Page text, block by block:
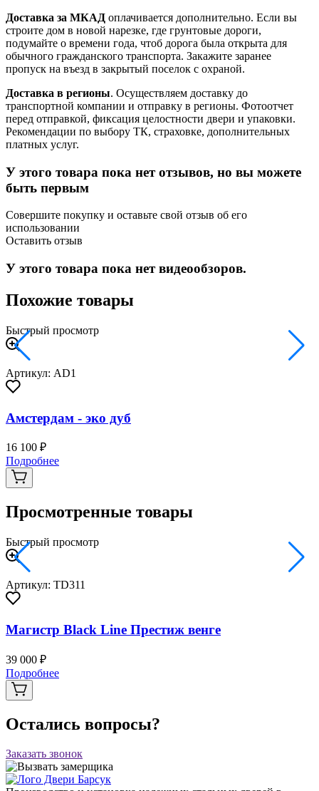
Доставка за МКАД оплачивается дополнительно. Если вы
строите дом в новой нарезке, где грунтовые дороги,
подумайте о времени года, чтоб дорога была открыта для
обычного гражданского транспорта. Закажите заранее
пропуск на въезд в закрытый поселок с охраной.
Доставка в регионы. Осуществляем доставку до
транспортной компании и отправку в регионы. Фотоотчет
перед отправкой, фиксация целостности двери и упаковки.
Рекомендации по выбору ТК, страховке, дополнительных
платных услуг.
У этого товара пока нет отзывов, но вы можете
быть первым
Совершите покупку и оставьте свой отзыв об его
использовании
Оставить отзыв
У этого товара пока нет видеообзоров.
Похожие товары
Быстрый просмотр
Артикул: AD1
Амстердам - эко дуб
16 100 ₽
Подробнее
Просмотренные товары
Быстрый просмотр
Артикул: TD311
Магистр Black Line Престиж венге
39 000 ₽
Подробнее
Остались вопросы?
Заказать звонок